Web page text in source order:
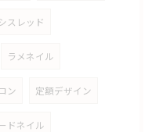
スレッド
ラメネイル
ン 定額デザイン
ドネイル